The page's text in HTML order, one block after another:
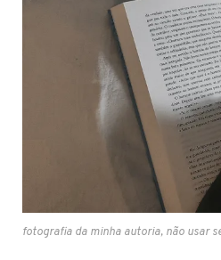
fotografia da minha autoria, não usar